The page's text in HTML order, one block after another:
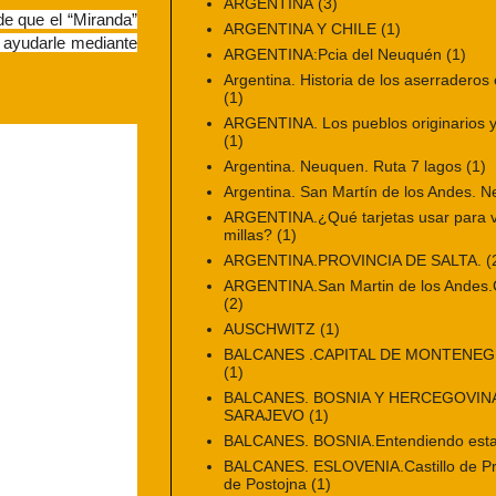
que el “Miranda”
mediante
ARGENTINA Y CHILE (1)
ARGENTINA:Pcia del Neuquén (1)
Argentina. Historia de los aserraderos
(1)
ARGENTINA. Los pueblos originarios
(1)
Argentina. Neuquen. Ruta 7 lagos (1)
Argentina. San Martín de los Andes.
ARGENTINA.¿Qué tarjetas usar para
millas? (1)
ARGENTINA.PROVINCIA DE SALTA.
ARGENTINA.San Martin de los
(2)
AUSCHWITZ (1)
BALCANES .CAPITAL DE
(1)
BALCANES. BOSNIA Y
SARAJEVO (1)
BALCANES. BOSNIA.Entendiendo
BALCANES. ESLOVENIA.Castillo de
de Postojna (1)